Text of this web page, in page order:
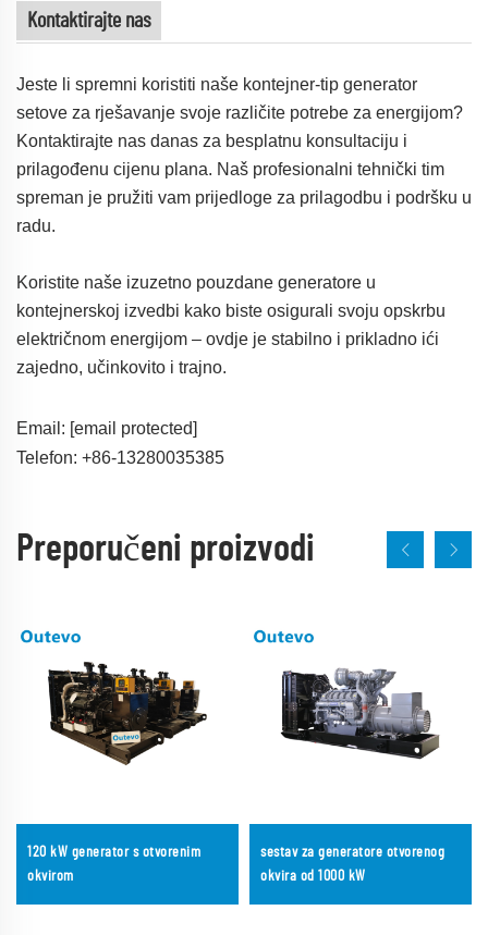
Kontaktirajte nas
Jeste li spremni koristiti naše kontejner-tip generator
setove za rješavanje svoje različite potrebe za energijom?
Kontaktirajte nas danas za besplatnu konsultaciju i
prilagođenu cijenu plana. Naš profesionalni tehnički tim
spreman je pružiti vam prijedloge za prilagodbu i podršku u
radu.
Koristite naše izuzetno pouzdane generatore u
kontejnerskoj izvedbi kako biste osigurali svoju opskrbu
električnom energijom – ovdje je stabilno i prikladno ići
zajedno, učinkovito i trajno.
Email: [email protected]
Telefon: +86-13280035385
Preporučeni proizvodi
120 kW generator s otvorenim
okvirom
sestav za generatore otvorenog
okvira od 1000 kW